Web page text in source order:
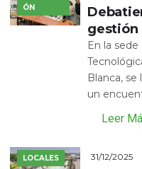
ÓN
gestión
En la
Blanca,
un
Leer
LOCALES 31/12/2025